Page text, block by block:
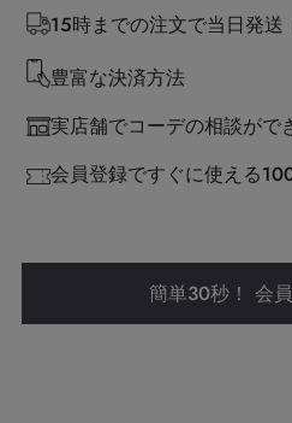
15時までの注文で当日発送
豊富な決済方法
実店舗でコーデの相談がで
会員登録ですぐに使える
簡単30秒！ 会